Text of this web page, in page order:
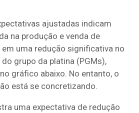
ajustadas indicam
na produção e venda de
uma redução significativa no
grupo da platina (PGMs),
gráfico abaixo. No entanto, o
está se concretizando.
uma expectativa de redução